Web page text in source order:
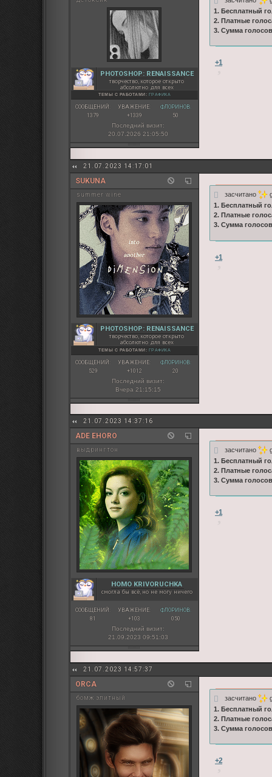
PHOTOSHOP: RENAISSANCE
творчество, которое открыто
абсолютно для всех
ТЕМЫ С РАБОТАМИ: ГРАФИКА
СООБЩЕНИЙ:
1379
УВАЖЕНИЕ:
+1339
ФЛОРИНОВ:
50
Последний визит:
20.07.2026 21:05:50
1. Бесплатный
2. Платные
3. Сумма
+1
21.07.2023 14:17:01
SUKUNА
summer wine
PHOTOSHOP: RENAISSANCE
творчество, которое открыто
абсолютно для всех
ТЕМЫ С РАБОТАМИ: ГРАФИКА
СООБЩЕНИЙ:
529
УВАЖЕНИЕ:
+1012
ФЛОРИНОВ:
20
Последний визит:
Вчера 21:15:15
засчитано
1. Бесплатный
2. Платные
3. Сумма
+1
21.07.2023 14:37:16
ADE EHORO
выдрингтон
HOMO KRIVORUCHKA
смогла бы всё, но не могу ничего
СООБЩЕНИЙ:
81
УВАЖЕНИЕ:
+103
ФЛОРИНОВ:
050
Последний визит:
21.09.2023 09:51:03
засчитано
1. Бесплатный
2. Платные
3. Сумма
+1
21.07.2023 14:57:37
ORCA
бомж элитный засчитано
1. Бесплатный
2. Платные
3. Сумма
+2